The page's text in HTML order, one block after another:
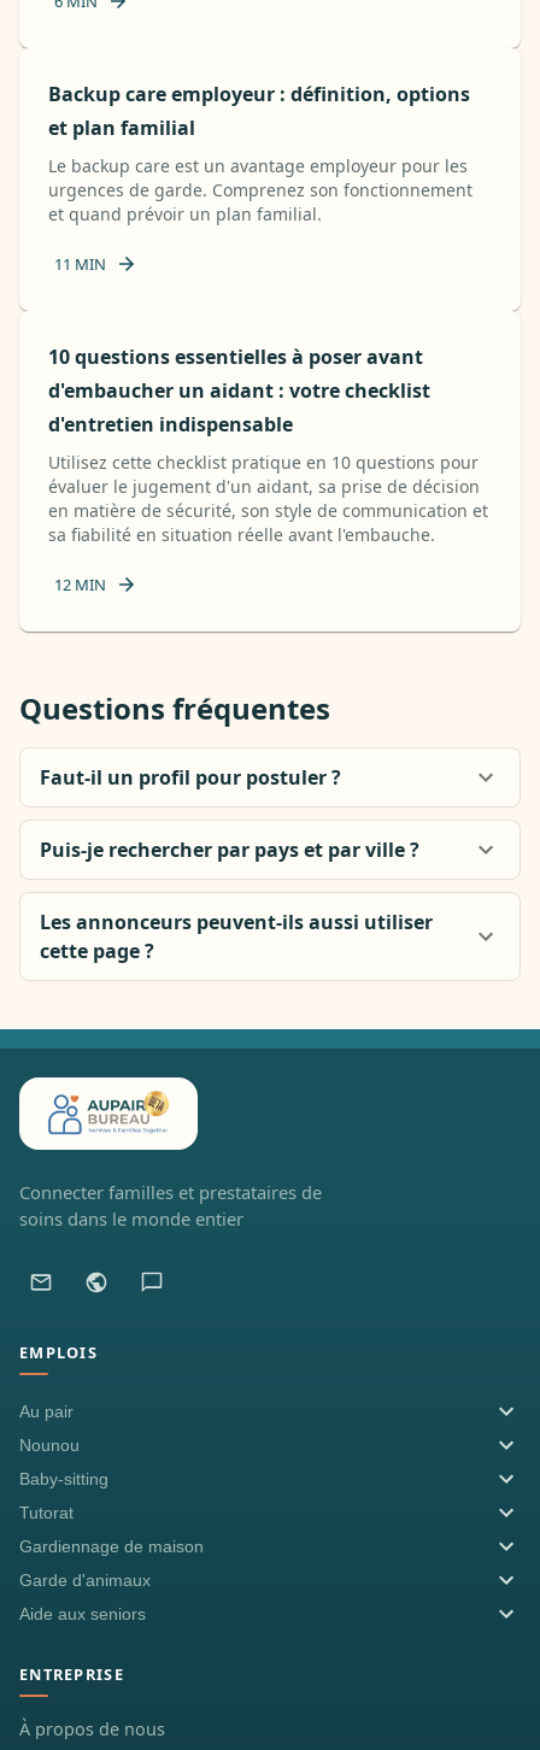
Backup care employeur : définition, options
et plan familial
Le backup care est un avantage employeur pour les
urgences de garde. Comprenez son fonctionnement
et quand prévoir un plan familial.
11 MIN
10 questions essentielles à poser avant
d'embaucher un aidant : votre checklist
d'entretien indispensable
Utilisez cette checklist pratique en 10 questions pour
évaluer le jugement d'un aidant, sa prise de décision
en matière de sécurité, son style de communication et
sa fiabilité en situation réelle avant l'embauche.
12 MIN
Questions fréquentes
Faut-il un profil pour postuler ?
Puis-je rechercher par pays et par ville ?
Les annonceurs peuvent-ils aussi utiliser
cette page ?
Connecter familles et prestataires de
soins dans le monde entier
EMPLOIS
Au pair
Nounou
Baby-sitting
Tutorat
Gardiennage de maison
Garde d'animaux
Aide aux seniors
ENTREPRISE
À propos de nous